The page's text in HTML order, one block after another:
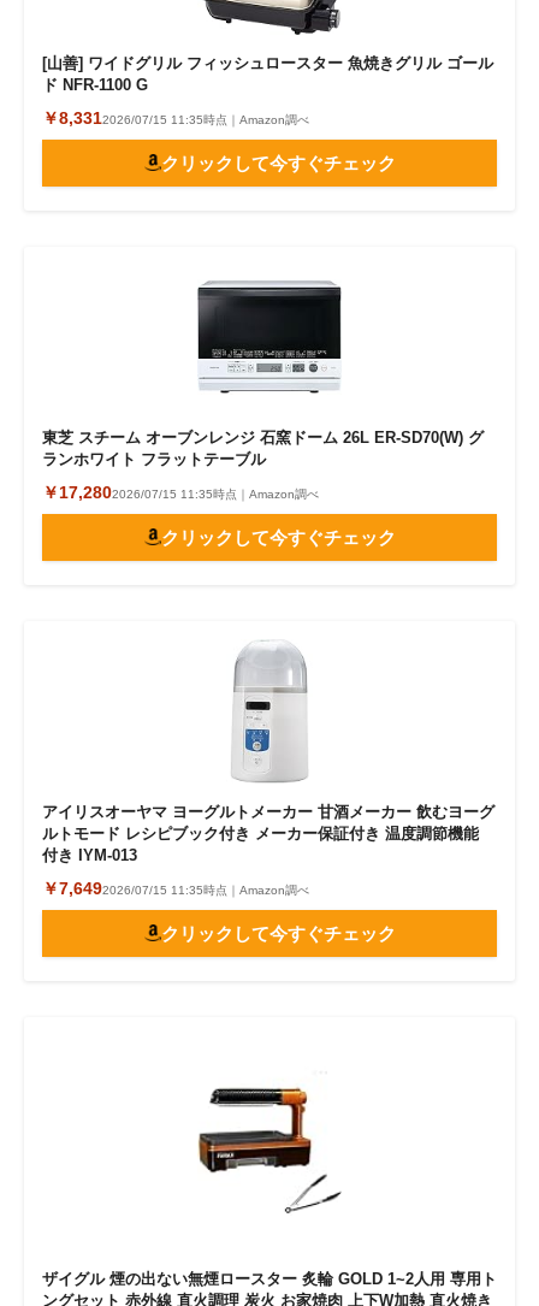
[山善] ワイドグリル フィッシュロースター 魚焼きグリル ゴール
ド NFR-1100 G
￥8,3312026/07/15 11:35時点｜Amazon調べ
クリックして今すぐチェック
東芝 スチーム オーブンレンジ 石窯ドーム 26L ER-SD70(W) グ
ランホワイト フラットテーブル
￥17,2802026/07/15 11:35時点｜Amazon調べ
クリックして今すぐチェック
アイリスオーヤマ ヨーグルトメーカー 甘酒メーカー 飲むヨーグ
ルトモード レシピブック付き メーカー保証付き 温度調節機能
付き IYM-013
￥7,6492026/07/15 11:35時点｜Amazon調べ
クリックして今すぐチェック
ザイグル 煙の出ない無煙ロースター 炙輪 GOLD 1~2人用 専用ト
ングセット 赤外線 直火調理 炭火 お家焼肉 上下W加熱 直火焼き